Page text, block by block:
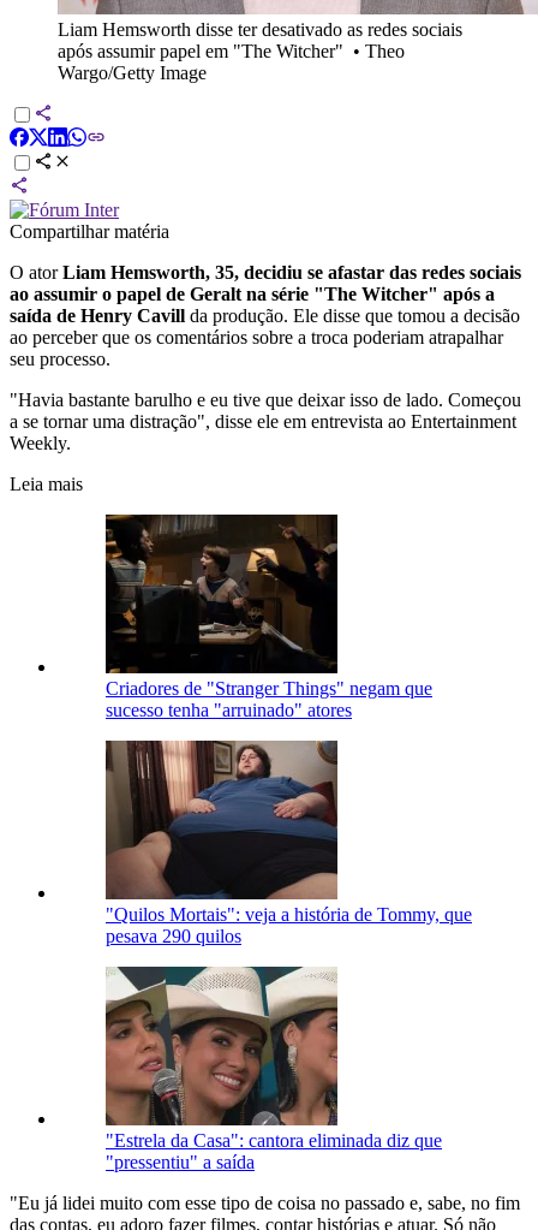
Liam Hemsworth disse ter desativado as redes sociais
após assumir papel em "The Witcher" • Theo
Wargo/Getty Image
Compartilhar matéria
O atorLiam Hemsworth, 35, decidiu se afastar das redes sociais
ao assumir o papel de Geralt na série "The Witcher" após a
saída de Henry Cavill da produção. Ele disse que tomou a decisão
ao perceber que os comentários sobre a troca poderiam atrapalhar
seu processo.
"Havia bastante barulho e eu tive que deixar isso de lado. Começou
a se tornar uma distração", disse ele em entrevista ao Entertainment
Weekly.
Leia mais
Criadores de "Stranger Things" negam que
sucesso tenha "arruinado" atores
"Quilos Mortais": veja a história de Tommy, que
pesava 290 quilos
"Estrela da Casa": cantora eliminada diz que
"pressentiu" a saída
"Eu já lidei muito com esse tipo de coisa no passado e, sabe, no fim
das contas, eu adoro fazer filmes, contar histórias e atuar. Só não